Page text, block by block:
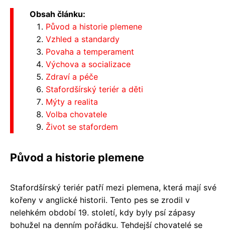
Obsah článku:
Původ a historie plemene
Vzhled a standardy
Povaha a temperament
Výchova a socializace
Zdraví a péče
Stafordšírský teriér a děti
Mýty a realita
Volba chovatele
Život se stafordem
Původ a historie plemene
Stafordšírský teriér patří mezi plemena, která mají své
kořeny v anglické historii. Tento pes se zrodil v
nelehkém období 19. století, kdy byly psí zápasy
bohužel na denním pořádku. Tehdejší chovatelé se